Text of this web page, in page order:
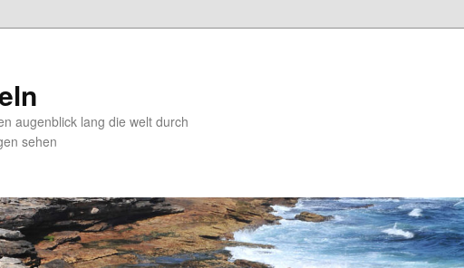
augenblick lang die welt durch
sehen